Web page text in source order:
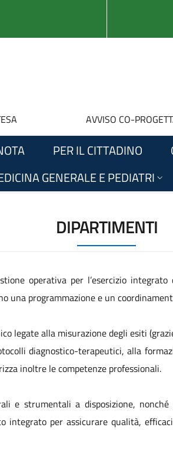
AVVISO CO-
PER IL CITTADINO
GENERALE E PEDIATRI
DIPARTIMENTI
operativa per l’esercizio
una programmazione e un
legate alla misurazione degli esiti
diagnostico-terapeutici, alla
inoltre le competenze professionali.
e strumentali a disposizione,
integrato per assicurare qualità,